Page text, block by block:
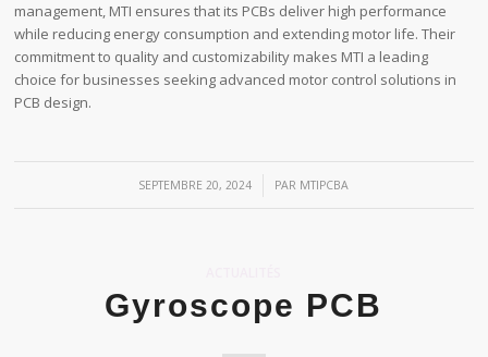
management, MTI ensures that its PCBs deliver high performance
while reducing energy consumption and extending motor life. Their
commitment to quality and customizability makes MTI a leading
choice for businesses seeking advanced motor control solutions in
PCB design.
SEPTEMBRE 20, 2024
/ PAR MTIPCBA
Gyroscope PCB